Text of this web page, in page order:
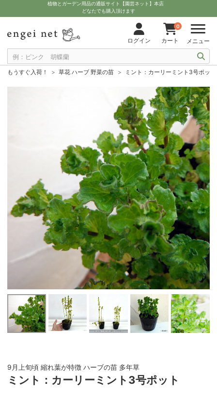
植物とガーデン用品の通販サイト【園芸ネット】本店
どなたでも購入頂けます
ログイン
0
カート メニュー
もうすぐ入荷！ 草花 ハーブ 野菜の苗 ミント：カーリーミント3号ポット
9月上旬頃 縮れ葉が特徴 ハーブの苗 多年草
ミント：カーリーミント3号ポット